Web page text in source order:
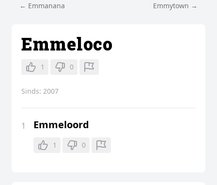
← Emmanana Emmytown →
Emmeloco
1 0
Sinds: 2007
1 Emmeloord
1 0